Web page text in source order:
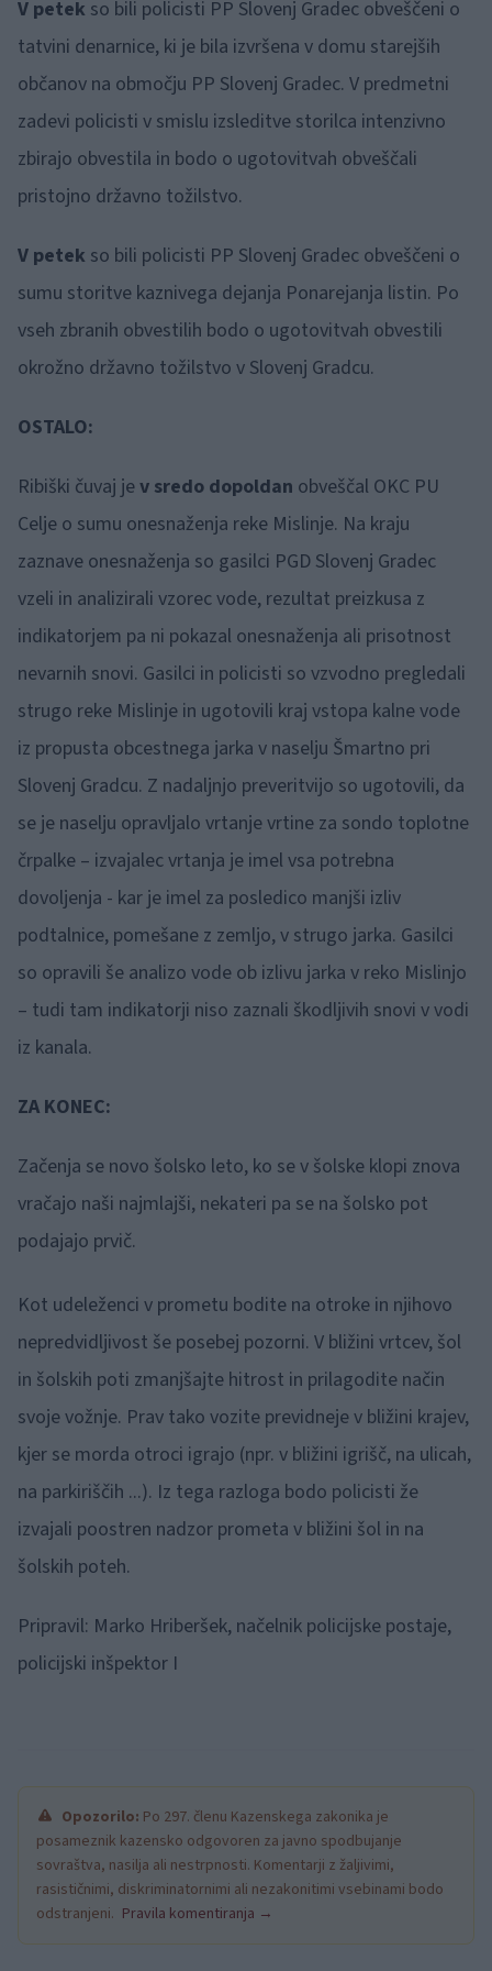
V petek so bili policisti PP Slovenj Gradec obveščeni o
tatvini denarnice, ki je bila izvršena v domu starejših
občanov na območju PP Slovenj Gradec. V predmetni
zadevi policisti v smislu izsleditve storilca intenzivno
zbirajo obvestila in bodo o ugotovitvah obveščali
pristojno državno tožilstvo.
V petek so bili policisti PP Slovenj Gradec obveščeni o
sumu storitve kaznivega dejanja Ponarejanja listin. Po
vseh zbranih obvestilih bodo o ugotovitvah obvestili
okrožno državno tožilstvo v Slovenj Gradcu.
OSTALO:
Ribiški čuvaj jev sredo dopoldan obveščal OKC PU
Celje o sumu onesnaženja reke Mislinje. Na kraju
zaznave onesnaženja so gasilci PGD Slovenj Gradec
vzeli in analizirali vzorec vode, rezultat preizkusa z
indikatorjem pa ni pokazal onesnaženja ali prisotnost
nevarnih snovi. Gasilci in policisti so vzvodno pregledali
strugo reke Mislinje in ugotovili kraj vstopa kalne vode
iz propusta obcestnega jarka v naselju Šmartno pri
Slovenj Gradcu. Z nadaljnjo preveritvijo so ugotovili, da
se je naselju opravljalo vrtanje vrtine za sondo toplotne
črpalke – izvajalec vrtanja je imel vsa potrebna
dovoljenja - kar je imel za posledico manjši izliv
podtalnice, pomešane z zemljo, v strugo jarka. Gasilci
so opravili še analizo vode ob izlivu jarka v reko Mislinjo
– tudi tam indikatorji niso zaznali škodljivih snovi v vodi
iz kanala.
ZA KONEC:
Začenja se novo šolsko leto, ko se v šolske klopi znova
vračajo naši najmlajši, nekateri pa se na šolsko pot
podajajo prvič.
Kot udeleženci v prometu bodite na otroke in njihovo
nepredvidljivost še posebej pozorni. V bližini vrtcev, šol
in šolskih poti zmanjšajte hitrost in prilagodite način
svoje vožnje. Prav tako vozite previdneje v bližini krajev,
kjer se morda otroci igrajo (npr. v bližini igrišč, na ulicah,
na parkiriščih ...). Iz tega razloga bodo policisti že
izvajali poostren nadzor prometa v bližini šol in na
šolskih poteh.
Pripravil: Marko Hriberšek, načelnik policijske postaje,
policijski inšpektor I
Opozorilo: Po 297. členu Kazenskega zakonika je
posameznik kazensko odgovoren za javno spodbujanje
sovraštva, nasilja ali nestrpnosti. Komentarji z žaljivimi,
rasističnimi, diskriminatornimi ali nezakonitimi vsebinami bodo
odstranjeni. Pravila komentiranja →